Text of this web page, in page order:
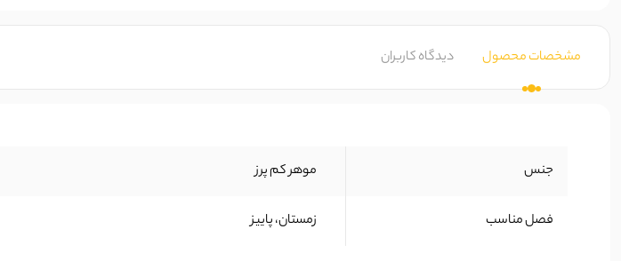
مشخصات محصول دیدگاه کاربران
جنس موهر کم پرز
فصل مناسب زمستان، پاییز